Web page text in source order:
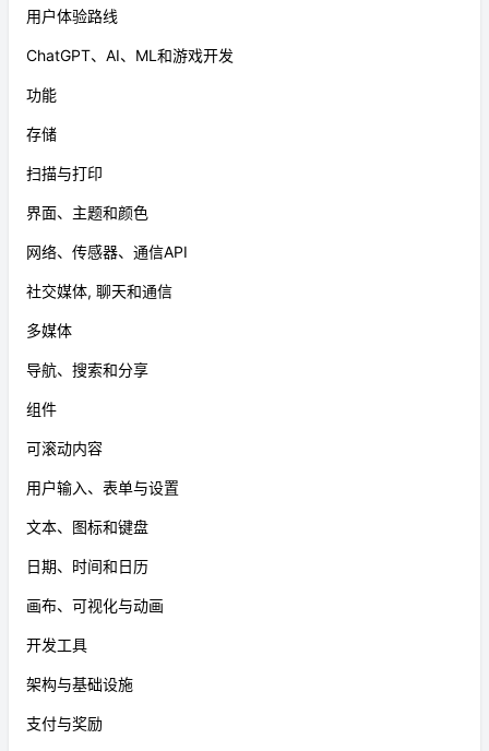
用户体验路线
ChatGPT、AI、ML和游戏开发
功能
存储
扫描与打印
界面、主题和颜色
网络、传感器、通信API
社交媒体, 聊天和通信
多媒体
导航、搜索和分享
组件
可滚动内容
用户输入、表单与设置
文本、图标和键盘
日期、时间和日历
画布、可视化与动画
开发工具
架构与基础设施
支付与奖励